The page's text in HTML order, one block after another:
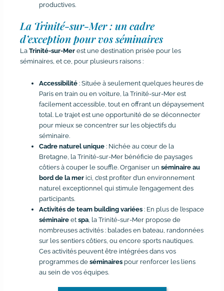
productives.
La Trinité-sur-Mer : un cadre
d’exception pour vos séminaires
La Trinité-sur-Merest une destination prisée pour les
séminaires, et ce, pour plusieurs raisons :
Accessibilité: Située à seulement quelques heures de
Paris en train ou en voiture, la Trinité-sur-Mer est
facilement accessible, tout en offrant un dépaysement
total. Le trajet est une opportunité de se déconnecter
pour mieux se concentrer sur les objectifs du
séminaire.
Cadre naturel unique: Nichée au cœur de la
Bretagne, la Trinité-sur-Mer bénéficie de paysages
côtiers à couper le souffle. Organiser un séminaire au
bord de la merici, c’est profiter d’un environnement
naturel exceptionnel qui stimule l’engagement des
participants.
Activités de team building variées: En plus de l’espace
séminaireet spa, la Trinité-sur-Mer propose de
nombreuses activités : balades en bateau, randonnées
sur les sentiers côtiers, ou encore sports nautiques.
Ces activités peuvent être intégrées dans vos
programmes de séminairespour renforcer les liens
au sein de vos équipes.